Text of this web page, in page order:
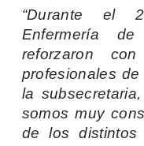
“Durante el
Enfermería
reforzaron
profesionales de
la
somos muy
de los